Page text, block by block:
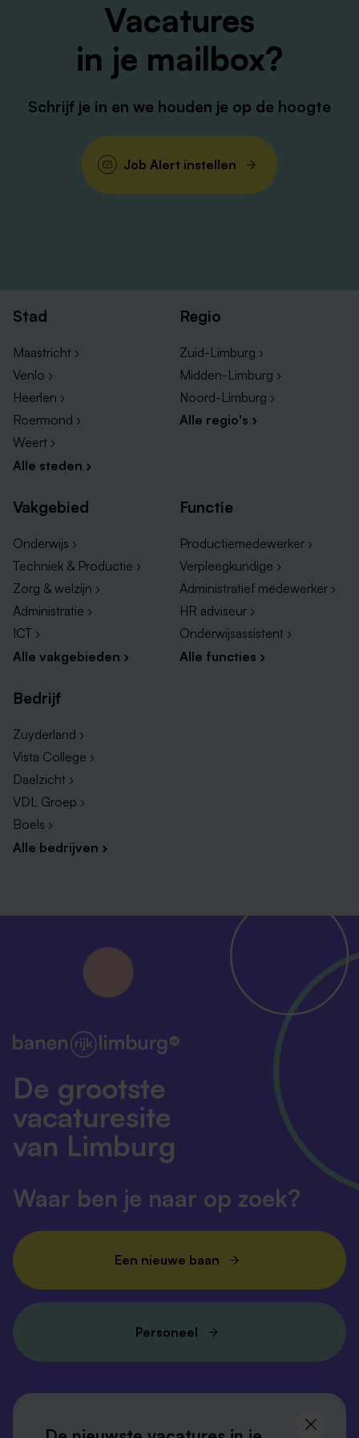
Enthousiast geworden?
Stuur ons jouw motivatiebrief met CV naar Sandra
s.schmitz@vhhnotarissen.nl).
Wil je toch nog eerst een aantal vragen stellen? Bel
gerust naar
0475-777451
Informatie over ons kantoor kun je vinden op
www.vanheckehouben.nl.
Vacatures
in je mailbox?
Schrijf je in en we houden je op de hoogte
Job Alert instellen
Stad
Maastricht ›
Venlo ›
Heerlen ›
Roermond ›
Weert ›
Alle steden ›
Regio
Zuid-Limburg ›
Midden-Limburg ›
Noord-Limburg ›
Alle regio's ›
Vakgebied
Onderwijs ›
Techniek & Productie ›
Zorg & welzijn ›
Administratie ›
ICT ›
Alle vakgebieden ›
Functie
Productiemedewerker ›
Verpleegkundige ›
Administratief medewerker ›
HR adviseur ›
Onderwijsassistent ›
Alle functies ›
Bedrijf
Zuyderland ›
Vista College ›
Daelzicht ›
VDL Groep ›
Boels ›
Alle bedrijven ›
De grootste
vacaturesite
van Limburg
Waar ben je naar op zoek?
Een nieuwe baan
Personeel